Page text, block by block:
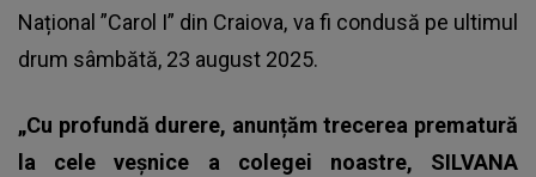
Național ”Carol I” din Craiova, va fi condusă pe ultimul
drum sâmbătă, 23 august 2025.
„Cu profundă durere, anunțăm trecerea prematură
la cele veșnice a colegei noastre, SILVANA